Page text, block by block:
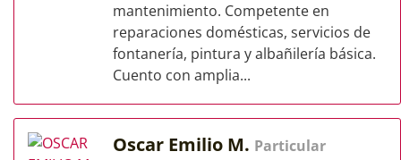
mantenimiento. Competente en
reparaciones domésticas, servicios de
fontanería, pintura y albañilería básica.
Cuento con amplia...
Oscar Emilio M. Particular